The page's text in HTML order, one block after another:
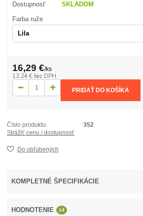
Dostupnosť SKLADOM
Farba ruže
16,29 €/ks
13,24 € bez DPH
PRIDAŤ DO KOŠÍKA
Číslo produktu:
352
Strážiť cenu / dostupnosť
Do obľúbených
KOMPLETNÉ ŠPECIFIKÁCIE
HODNOTENIE 14